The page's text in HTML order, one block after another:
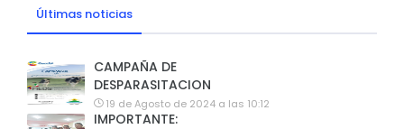
Últimas noticias
CAMPAÑA DE
DESPARASITACION
19 de Agosto de 2024 a las 10:12
IMPORTANTE: